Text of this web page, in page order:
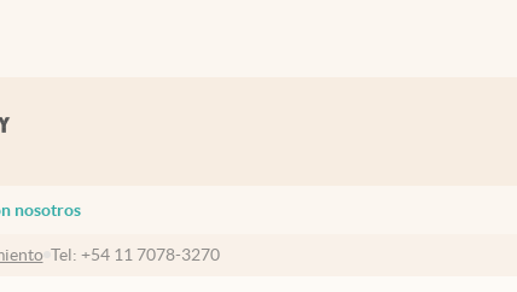
nosotros
Tel: +54 11 7078-3270